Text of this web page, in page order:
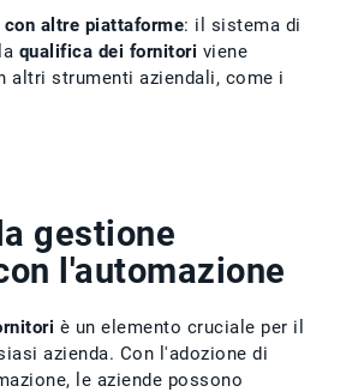
altre piattaforme: il sistema di
qualifica dei fornitori viene
altri strumenti aziendali, come i
gestione
l'automazione
è un elemento cruciale per il
azienda. Con l'adozione di
le aziende possono